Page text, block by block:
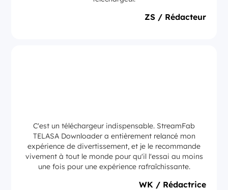
ZS / Rédacteur
C'est un téléchargeur indispensable. StreamFab
TELASA Downloader a entièrement relancé mon
expérience de divertissement, et je le recommande
vivement à tout le monde pour qu'il l'essai au moins
une fois pour une expérience rafraîchissante.
WK / Rédactrice